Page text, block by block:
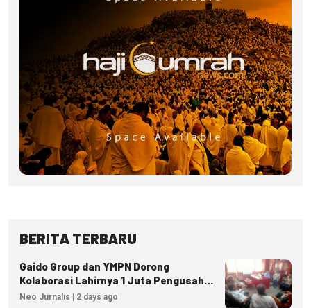
BERITA TERBARU
Gaido Group dan YMPN Dorong
Kolaborasi Lahirnya 1 Juta Pengusaha
Ekonomi Syariah
Neo Jurnalis | 2 days ago